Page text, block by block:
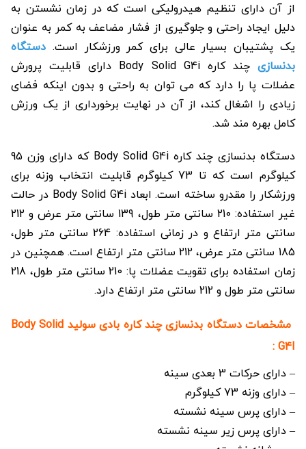
از آن دارای تنظیم هیدرولیکی است که در زمان نشستن به
دلیل ایجاد راحتی و جلوگیری از فشار مضاعف به کمر به عنوان
یک پشتیبان بسیار عالی برای کمر ورزشکار است. دستگاه
بدنسازی
چند کاره Body Solid G4i دارای قابلیت پرورش
عضلات پا را دارد که می توان به راحتی و بدون اینکه فضای
زیادی را اشغال کند، از آن در نهایت برخورداری از یک ورزش
کامل بهره مند شد.
دستگاه بدنسازی چند کاره Body Solid G4i که دارای وزن 95
کیلوگرم است که تا 73 کیلوگرم قابلیت انتخاب وزنه برای
ورزشکار را مقدرو ساخته است. ابعاد Body Solid G4i در حالت
غیر استفاده: 210 سانتی متر طول، 139 سانتی متر عرض و 212
سانتی متر ارتفاع و در زمانی استفاده: 264 سانتی متر طول،
185 سانتی متر عرض، 212 سانتی متر ارتفاع است. همچنین در
زمان استفاده برای تقویت عضلات پا: 210 سانتی متر طول، 218
سانتی متر طول و 212 سانتی متر ارتفاع دارد.
مشخصات دستگاه بدنسازی چند کاره بادی سولید Body Solid
G4I :
– دارای حرکات 3 بعدی سینه
– دارای وزنه 73 کیلوگرم
– دارای پرس سینه نشسته
– دارای پرس زیر سینه نشسته